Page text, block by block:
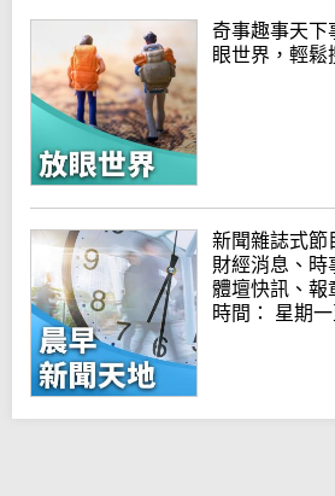
奇事趣事天下
眼世界，輕鬆
新聞雜誌式節
財經消息、時
體壇快訊、報
時間： 星期